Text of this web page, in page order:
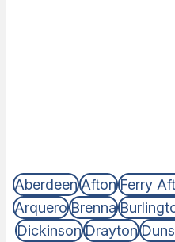
AberdeenAftonFerry
ArqueroBrenna
DickinsonDrayton